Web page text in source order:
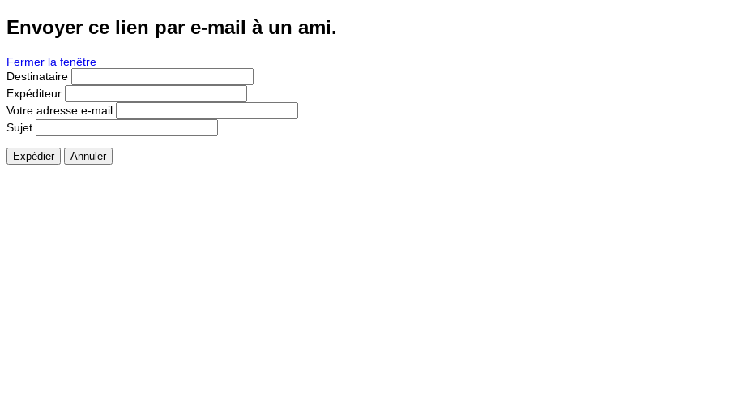
Envoyer ce lien par e-mail à un ami.
Fermer la fenêtre
Destinataire
Expéditeur
Votre adresse e-mail
Sujet
Expédier Annuler